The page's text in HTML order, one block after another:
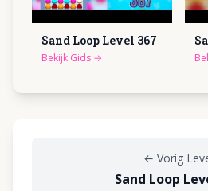
Sand Loop Level 367
Bekijk Gids →
← Vorig
Sand Loop